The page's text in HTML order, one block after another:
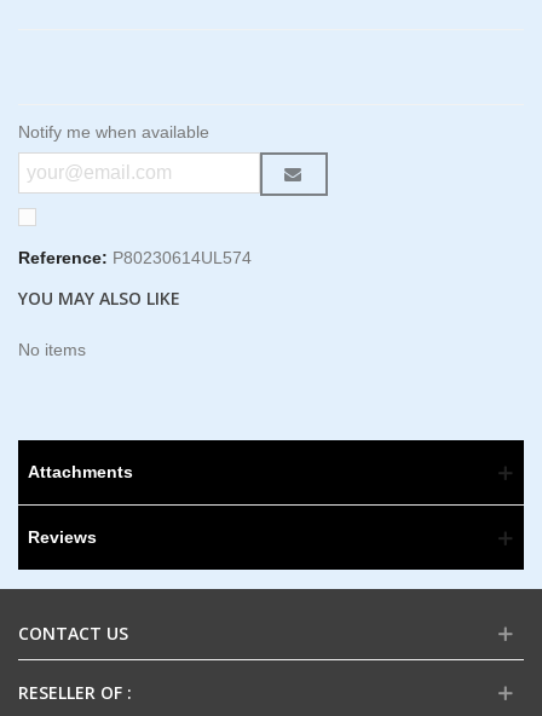
Notify me when available
Reference: P80230614UL574
YOU MAY ALSO LIKE
No items
Attachments
Reviews
CONTACT US
RESELLER OF :